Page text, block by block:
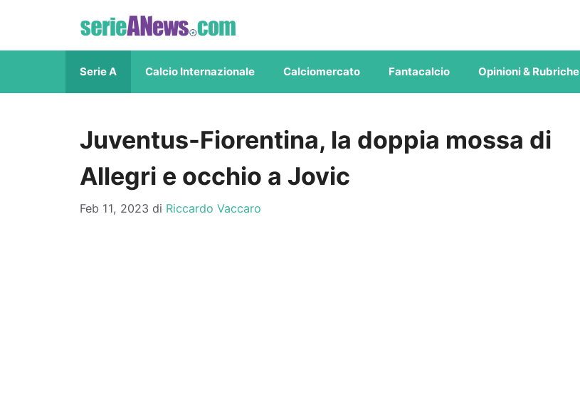
contenuto
Serie A Calcio Internazionale Calciomercato Fantacalcio Opinioni & Rubriche
Juventus-Fiorentina, la doppia mossa di
Allegri e occhio a Jovic
Feb 11, 2023 di Riccardo Vaccaro